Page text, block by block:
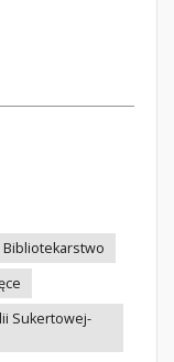
Bibliotekarstwo
Sukertowej-